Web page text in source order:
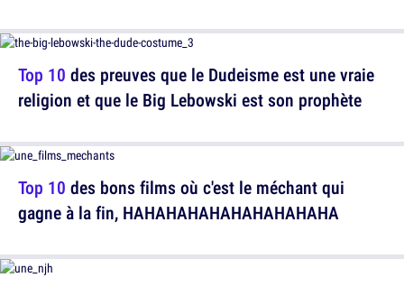
Top 10 des bons films où c'est le méchant qui
gagne à la fin, HAHAHAHAHAHAHAHAHAHA
Top 10 des preuves que le Dudeisme est une vraie
religion et que le Big Lebowski est son prophète